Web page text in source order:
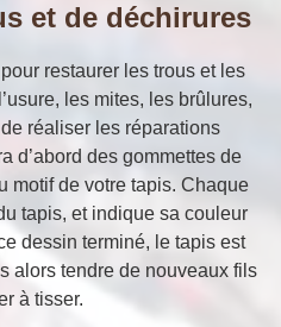
et de déchirures
restaurer les trous et les
les mites, les brûlures,
réaliser les réparations
d’abord des gommettes de
motif de votre tapis. Chaque
tapis, et indique sa couleur
dessin terminé, le tapis est
alors tendre de nouveaux fils
à tisser.